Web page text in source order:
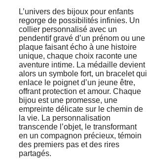
L’univers des bijoux pour enfants
regorge de possibilités infinies. Un
collier personnalisé avec un
pendentif gravé d’un prénom ou une
plaque faisant écho à une histoire
unique, chaque choix raconte une
aventure intime. La médaille devient
alors un symbole fort, un bracelet qui
enlace le poignet d’un jeune être,
offrant protection et amour. Chaque
bijou est une promesse, une
empreinte délicate sur le chemin de
la vie. La personnalisation
transcende l’objet, le transformant
en un compagnon précieux, témoin
des premiers pas et des rires
partagés.